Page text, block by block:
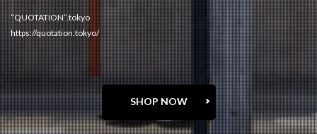
“QUOTATION”.tokyo
https://quotation.tokyo/
SHOP NOW